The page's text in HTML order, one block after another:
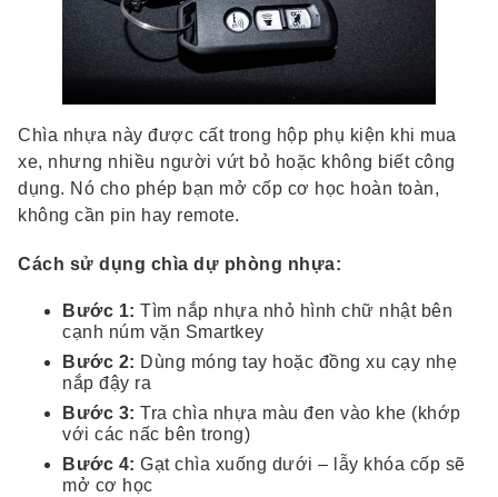
Chìa nhựa này được cất trong hộp phụ kiện khi mua
xe, nhưng nhiều người vứt bỏ hoặc không biết công
dụng. Nó cho phép bạn mở cốp cơ học hoàn toàn,
không cần pin hay remote.
Cách sử dụng chìa dự phòng nhựa:
Bước 1: Tìm nắp nhựa nhỏ hình chữ nhật bên
cạnh núm vặn Smartkey
Bước 2: Dùng móng tay hoặc đồng xu cạy nhẹ
nắp đậy ra
Bước 3: Tra chìa nhựa màu đen vào khe (khớp
với các nấc bên trong)
Bước 4: Gạt chìa xuống dưới – lẫy khóa cốp sẽ
mở cơ học